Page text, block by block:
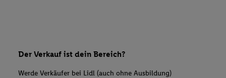
Der Verkauf ist dein Bereich?
Werde Verkäufer bei Lidl (auch ohne Ausbildung)